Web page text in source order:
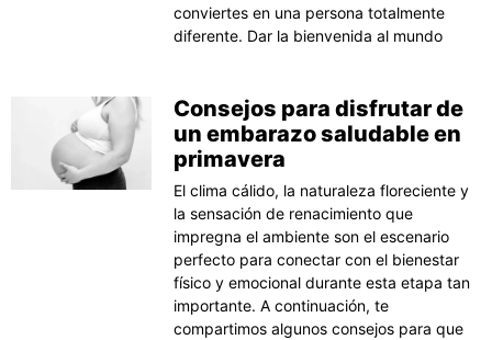
conviertes en una persona totalmente
diferente. Dar la bienvenida al mundo
Consejos para disfrutar de
un embarazo saludable en
primavera
El clima cálido, la naturaleza floreciente y
la sensación de renacimiento que
impregna el ambiente son el escenario
perfecto para conectar con el bienestar
físico y emocional durante esta etapa tan
importante. A continuación, te
compartimos algunos consejos para que